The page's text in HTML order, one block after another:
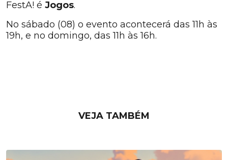
FestA! é Jogos.
No sábado (08) o evento acontecerá das 11h às
19h, e no domingo, das 11h às 16h.
VEJA TAMBÉM